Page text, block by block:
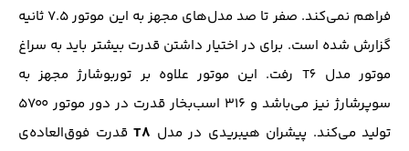
فراهم نمی‌کند. صفر تا صد مدل‌های مجهز به این موتور ۷.۵ ثانیه
گزارش شده است. برای در اختیار داشتن قدرت بیشتر باید به سراغ
موتور مدل T6 رفت. این موتور علاوه بر توربوشارژ مجهز به
سوپرشارژ نیز می‌باشد و ۳۱۶ اسب‌بخار قدرت در دور موتور ۵۷۰۰
تولید می‌کند. پیشران هیبریدی در مدل T8 قدرت فوق‌العاده‌ی